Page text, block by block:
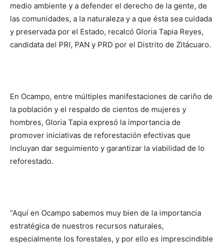
medio ambiente y a defender el derecho de la gente, de
las comunidades, a la naturaleza y a que ésta sea cuidada
y preservada por el Estado, recalcó Gloria Tapia Reyes,
candidata del PRI, PAN y PRD por el Distrito de Zitácuaro.
En Ocampo, entre múltiples manifestaciones de cariño de
la población y el respaldo de cientos de mujeres y
hombres, Gloria Tapia expresó la importancia de
promover iniciativas de reforestación efectivas que
incluyan dar seguimiento y garantizar la viabilidad de lo
reforestado.
“Aquí en Ocampo sabemos muy bien de la importancia
estratégica de nuestros recursos naturales,
especialmente los forestales, y por ello es imprescindible